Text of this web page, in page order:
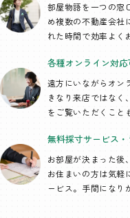
部屋物語を一つの窓
め複数の不動産会社
れた時間で効率よく
各種オンライン対応
遠方にいながらオン
きなり来店ではな
をご覧いただくこと
無料採寸サービス・
お部屋が決まった後
お住まいの方は気軽
ービス。手間になり